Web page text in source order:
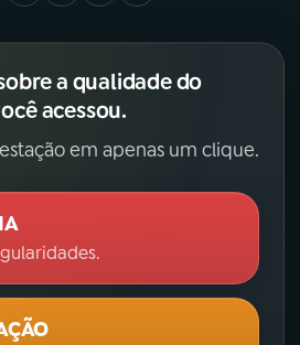
a qualidade do
acessou.
em apenas um clique.